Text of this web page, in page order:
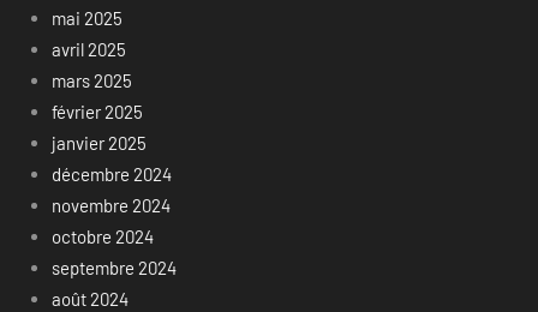
mai 2025
avril 2025
mars 2025
février 2025
janvier 2025
décembre 2024
novembre 2024
octobre 2024
septembre 2024
août 2024